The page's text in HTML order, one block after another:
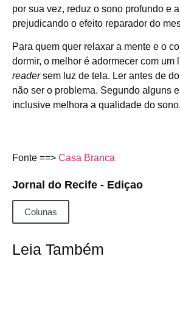
por sua vez, reduz o sono profundo e
prejudicando o efeito reparador do
Para quem quer relaxar a mente e o
dormir, o melhor é adormecer com um
readersem luz de tela. Ler antes de
não ser o problema. Segundo alguns
inclusive melhora a qualidade do sono.
Fonte ==> Casa Branca
Jornal do Recife - Ediçao
Colunas
Leia Também